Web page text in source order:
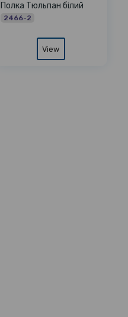
Полка Тюльпан білий
2466-2
View